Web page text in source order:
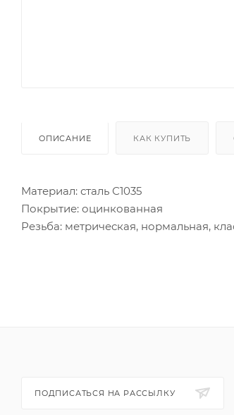
ОПИСАНИЕ КАК КУПИТЬ
Материал: сталь С1035
Покрытие: оцинкованная
Резьба: метрическая, нормальная,
ПОДПИСАТЬСЯ НА РАССЫЛКУ